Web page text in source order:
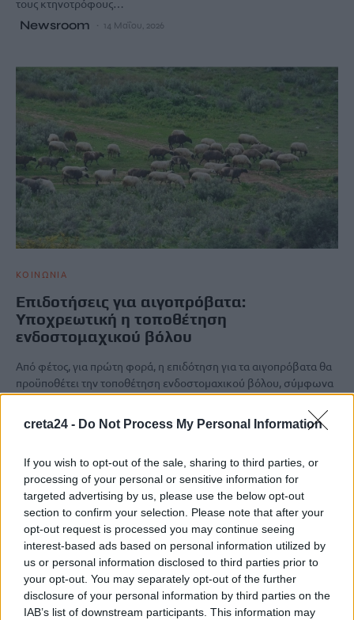
creta24 - Do Not Process My Personal Information
If you wish to opt-out of the sale, sharing to third parties, or
processing of your personal or sensitive information for
targeted advertising by us, please use the below opt-out
section to confirm your selection. Please note that after your
opt-out request is processed you may continue seeing
interest-based ads based on personal information utilized by
us or personal information disclosed to third parties prior to
your opt-out. You may separately opt-out of the further
disclosure of your personal information by third parties on the
IAB’s list of downstream participants. This information may
τους κτηνοτρόφους…
Newsroom 14 Μαΐου, 2026
ΚΟΙΝΩΝΙΑ
Επιδοτήσεις για αιγοπρόβατα:
Υποχρεωτική η τοποθέτηση
ενδοστομαχικού βόλου
Από φέτος, για πρώτη φορά, η επιδότηση για τα αιγοπρόβατα θα
προϋποθέτει την τοποθέτηση ενδοστομαχικού βόλου, σύμφωνα
με…
Newsroom 10 Μαρτίου, 2026